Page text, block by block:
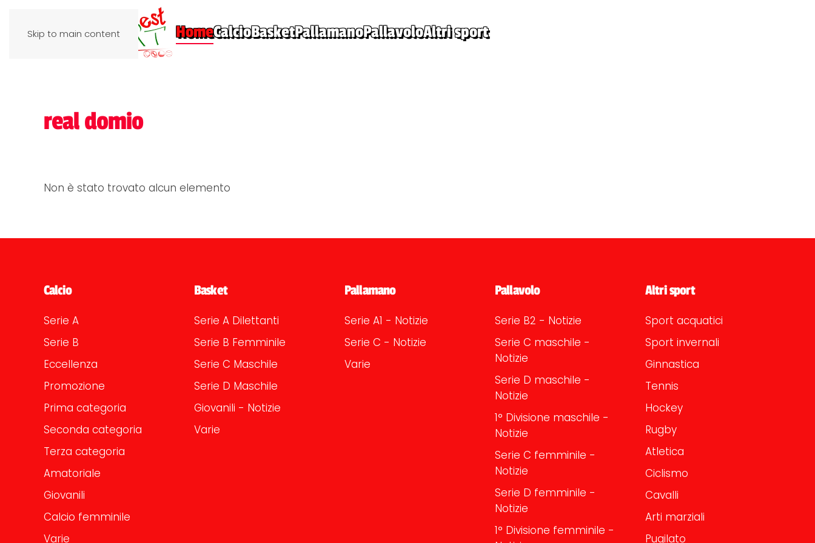
Skip to main content HomeCalcioBasketPallamanoPallavoloAltri sport
real domio
Non è stato trovato alcun elemento
Calcio
Serie A
Serie B
Eccellenza
Promozione
Prima categoria
Seconda categoria
Terza categoria
Amatoriale
Giovanili
Calcio femminile
Varie
Basket
Serie A Dilettanti
Serie B Femminile
Serie C Maschile
Serie D Maschile
Giovanili - Notizie
Varie
Pallamano
Serie A1 - Notizie
Serie C - Notizie
Varie
Pallavolo
Serie B2 - Notizie
Serie C maschile -
Notizie
Serie D maschile -
Notizie
1° Divisione maschile -
Notizie
Serie C femminile -
Notizie
Serie D femminile -
Notizie
1° Divisione femminile -
Altri sport
Sport acquatici
Sport invernali
Ginnastica
Tennis
Hockey
Rugby
Atletica
Ciclismo
Cavalli
Arti marziali
Pugilato